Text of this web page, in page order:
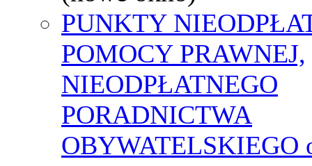
PUNKTY
POMOCY PRAWNEJ,
NIEODPŁATNEGO
PORADNICTWA
OBYWATELSKIEGO